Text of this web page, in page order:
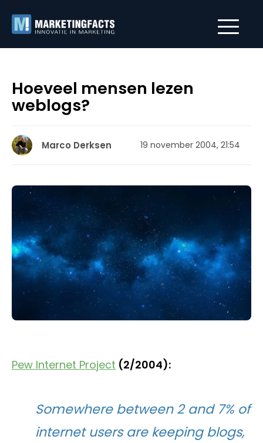
Hoeveel mensen lezen
weblogs?
Marco Derksen 19 november 2004, 21:54
Pew Internet Project (2/2004):
Somewhere between 2 and 7% of
internet users are keeping blogs,